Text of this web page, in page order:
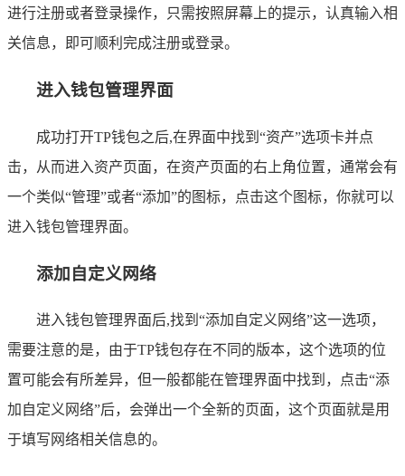
进行注册或者登录操作，只需按照屏幕上的提示，认真输入相
关信息，即可顺利完成注册或登录。
进入钱包管理界面
成功打开TP钱包之后,在界面中找到“资产”选项卡并点
击，从而进入资产页面，在资产页面的右上角位置，通常会有
一个类似“管理”或者“添加”的图标，点击这个图标，你就可以
进入钱包管理界面。
添加自定义网络
进入钱包管理界面后,找到“添加自定义网络”这一选项，
需要注意的是，由于TP钱包存在不同的版本，这个选项的位
置可能会有所差异，但一般都能在管理界面中找到，点击“添
加自定义网络”后，会弹出一个全新的页面，这个页面就是用
于填写网络相关信息的。